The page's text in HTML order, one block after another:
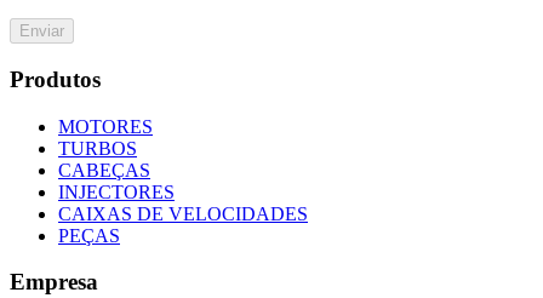
Enviar
Produtos
MOTORES
TURBOS
CABEÇAS
INJECTORES
CAIXAS DE VELOCIDADES
PEÇAS
Empresa